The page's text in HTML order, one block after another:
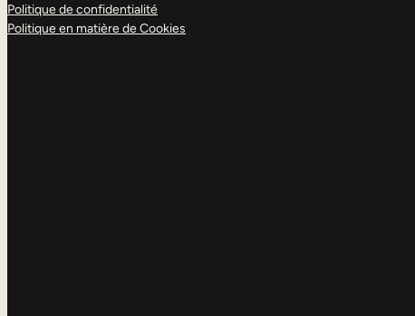
Politique de confidentialité
Politique en matière de Cookies